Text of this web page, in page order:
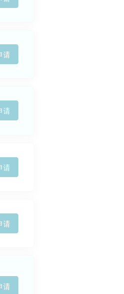
请
请
请
请
请